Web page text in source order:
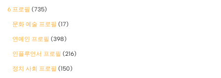
6 프로필 (735)
문화 예술 프로필 (17)
연예인 프로필 (398)
인플루언서 프로필 (216)
정치 사회 프로필 (150)